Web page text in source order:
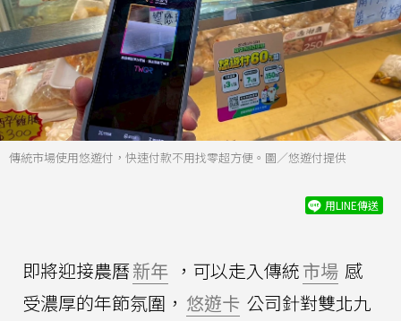
傳統市場使用悠遊付，快速付款不用找零超方便。圖／悠遊付提供
用LINE傳送
即將迎接農曆新年 ，可以走入傳統市場 感
受濃厚的年節氛圍， 悠遊卡 公司針對雙北九